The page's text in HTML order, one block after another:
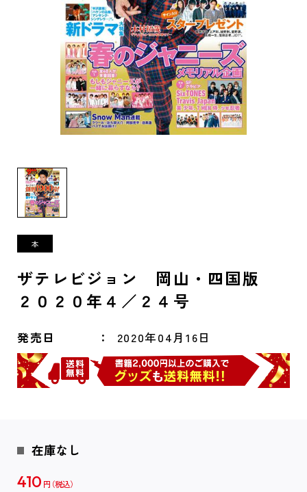
ザテレビジョン 岡山・四国版
２０２０年４／２４号
発売日 2020年04月16日
在庫なし
410 円